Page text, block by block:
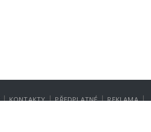
| KONTAKTY | PŘEDPLATNÉ | REKLAMA |